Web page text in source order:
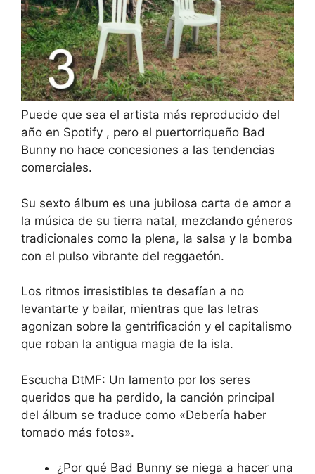
Puede que sea el artista más reproducido del
año en Spotify , pero el puertorriqueño Bad
Bunny no hace concesiones a las tendencias
comerciales.
Su sexto álbum es una jubilosa carta de amor a
la música de su tierra natal, mezclando géneros
tradicionales como la plena, la salsa y la bomba
con el pulso vibrante del reggaetón.
Los ritmos irresistibles te desafían a no
levantarte y bailar, mientras que las letras
agonizan sobre la gentrificación y el capitalismo
que roban la antigua magia de la isla.
Escucha DtMF: Un lamento por los seres
queridos que ha perdido, la canción principal
del álbum se traduce como «Debería haber
tomado más fotos».
¿Por qué Bad Bunny se niega a hacer una